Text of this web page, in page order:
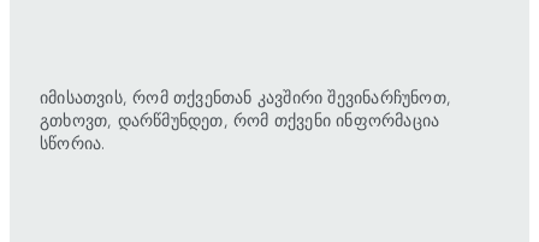
იმისათვის, რომ თქვენთან კავშირი შევინარჩუნოთ,
გთხოვთ, დარწმუნდეთ, რომ თქვენი ინფორმაცია
სწორია.